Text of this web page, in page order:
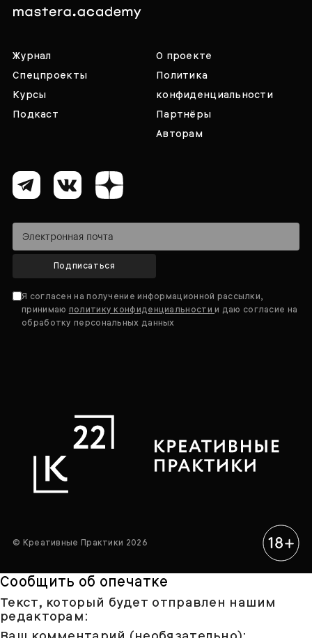
Журнал
Спецпроекты
Курсы
Подкаст
О проекте
Политика
конфиденциальности
Партнёры
Авторам
Подписаться
Я согласен на получение информационной рассылки,
принимаю политику конфиденциальностии даю согласие на
обработку персональных данных
© Креативные Практики 2026
Сообщить об опечатке
Текст, который будет отправлен нашим
редакторам: